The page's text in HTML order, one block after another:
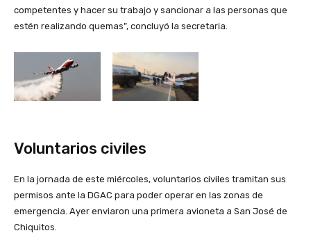
competentes y hacer su trabajo y sancionar a las personas que
estén realizando quemas”, concluyó la secretaria.
Voluntarios civiles
En la jornada de este miércoles, voluntarios civiles tramitan sus
permisos ante la DGAC para poder operar en las zonas de
emergencia. Ayer enviaron una primera avioneta a San José de
Chiquitos.